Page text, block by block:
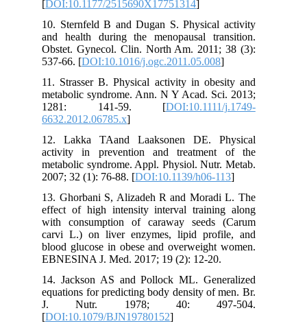
[DOI:10.1177/2515690X17751314
10. Sternfeld B and Dugan S. Physical activity
and health during the menopausal transition.
Obstet. Gynecol. Clin. North Am. 2011; 38 (3):
537-66. [DOI:10.1016/j.ogc.2011.05.008
11. Strasser B. Physical activity in obesity and
metabolic syndrome. Ann. N Y Acad. Sci. 2013;
1281: 141-59. [DOI:10.1111/j.1749-
6632.2012.06785.x
12. Lakka TAand Laaksonen DE. Physical
activity in prevention and treatment of the
metabolic syndrome. Appl. Physiol. Nutr. Metab.
2007; 32 (1): 76-88. [DOI:10.1139/h06-113
13. Ghorbani S, Alizadeh R and Moradi L. The
effect of high intensity interval training along
with consumption of caraway seeds (Carum
carvi L.) on liver enzymes, lipid profile, and
blood glucose in obese and overweight women.
EBNESINA J. Med. 2017; 19 (2): 12-20.
14. Jackson AS and Pollock ML. Generalized
equations for predicting body density of men. Br.
J. Nutr. 1978; 40: 497-504.
[DOI:10.1079/BJN19780152